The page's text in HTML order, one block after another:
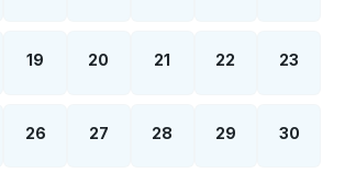
19 20 21 22 23
26 27 28 29 30